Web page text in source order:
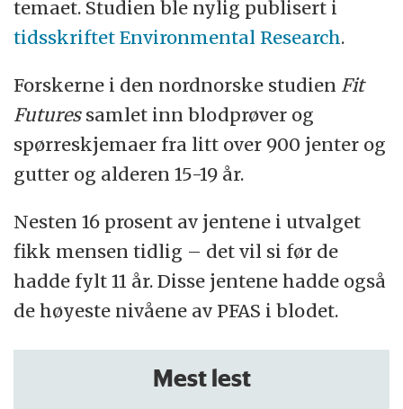
temaet. Studien ble nylig publisert i
tidsskriftet Environmental Research.
Forskerne i den nordnorske studien Fit
Futuressamlet inn blodprøver og
spørreskjemaer fra litt over 900 jenter og
gutter og alderen 15-19 år.
Nesten 16 prosent av jentene i utvalget
fikk mensen tidlig – det vil si før de
hadde fylt 11 år. Disse jentene hadde også
de høyeste nivåene av PFAS i blodet.
Mest lest